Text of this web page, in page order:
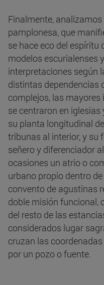
Finalmente,
pamplonesa, que
se hace eco del
modelos escurialenses
interpretaciones según
distintas dependencias
complejos, las
se centraron en
su planta longitudinal
tribunas al interior, y su
señero y diferenciador
ocasiones un atrio o
urbano propio dentro
convento de agustinas
doble misión funcional,
del resto de las
considerados lugar
cruzan las
por un pozo o fuente.